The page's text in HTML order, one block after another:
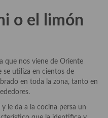
o el limón
que nos viene de Oriente
se utiliza en cientos de
en toda la zona, tanto en
le da a la cocina persa un